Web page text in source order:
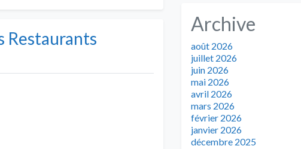
Restaurants
Archive
août 2026
juillet 2026
juin 2026
mai 2026
avril 2026
mars 2026
février 2026
janvier 2026
décembre 2025